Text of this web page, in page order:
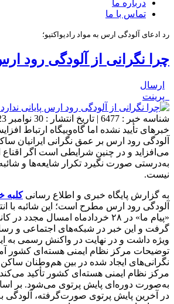
درباره ما
تماس با ما
رد ادعای آلودگی ارس به مواد رادیواکتیو؛
چرا نگرانی از آلودگی رود
ارسال
پرینت
شناسه خبر : 6477 | تاریخ انتشار : 30 نوامبر 2023 - 12:32 |
خبرهای تأیید نشده اما گاه‌وبیگاه ارتباط
آلودگی رود ارس بر عمق نگرانی ایرانیان
می‌افزاید و در چنین شرایطی است اگر
به‌درستی صورت نگیرد تکرار شایعه‌ها و
نیست.
به گزارش پایگاه خبری و اطلاع رسانیکلبه
آلودگی رود ارس مطرح است؛ این شائبه با
«پیام ما» در ۲۸ خردادماه امسال
گرفت و این خبر در شبکه‌های اجتماعی و
ویژه داشت و در نهایت در واکنش رسمی به
توضیحات مرکز نظام ایمنی هسته‌ای کشور
نگرانی‌های ایجاد شده در بین هم‌وطنان
مرکز نظام ایمنی هسته‌ای کشور تأکید
به‌صورت دوره‌ای پایش پرتوی می‌شود. بر
در آخرین پایش پرتوی صورت‌گرفته، آلودگی به